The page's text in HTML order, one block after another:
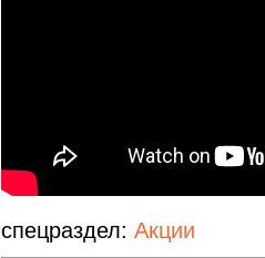
спецраздел: Акции